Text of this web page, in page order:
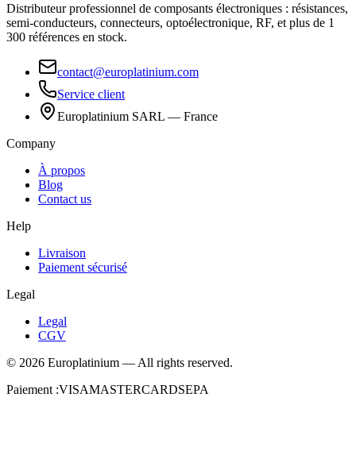
Distributeur professionnel de composants électroniques : résistances,
semi-conducteurs, connecteurs, optoélectronique, RF, et plus de 1
300 références en stock.
contact@europlatinium.com
Service client
Europlatinium SARL — France
Company
À propos
Blog
Contact us
Help
Livraison
Paiement sécurisé
Legal
Legal
CGV
© 2026 Europlatinium — All rights reserved.
Paiement :VISAMASTERCARDSEPA